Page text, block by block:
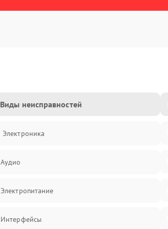
Виды неисправностей
Электроника
Аудио
Электропитание
Интерфейсы